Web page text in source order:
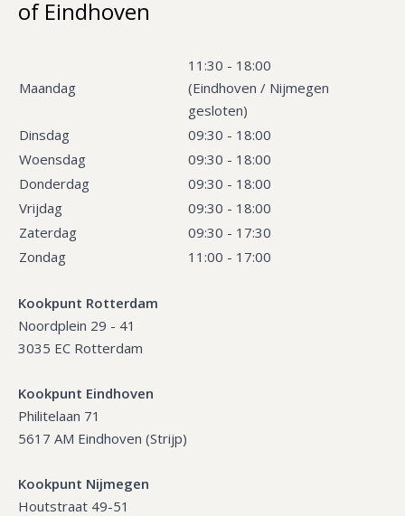
of Eindhoven
Maandag
11:30 - 18:00
(Eindhoven / Nijmegen
gesloten)
Dinsdag
09:30 - 18:00
Woensdag
09:30 - 18:00
Donderdag
09:30 - 18:00
Vrijdag
09:30 - 18:00
Zaterdag
09:30 - 17:30
Zondag
11:00 - 17:00
Kookpunt Rotterdam
Noordplein 29 - 41
3035 EC Rotterdam
Kookpunt Eindhoven
Philitelaan 71
5617 AM Eindhoven (Strijp)
Kookpunt Nijmegen
Houtstraat 49-51